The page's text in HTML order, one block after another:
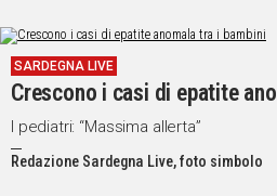
SARDEGNA LIVE
Crescono i casi di epatite
I pediatri: “Massima allerta”
Redazione Sardegna Live, foto simbolo